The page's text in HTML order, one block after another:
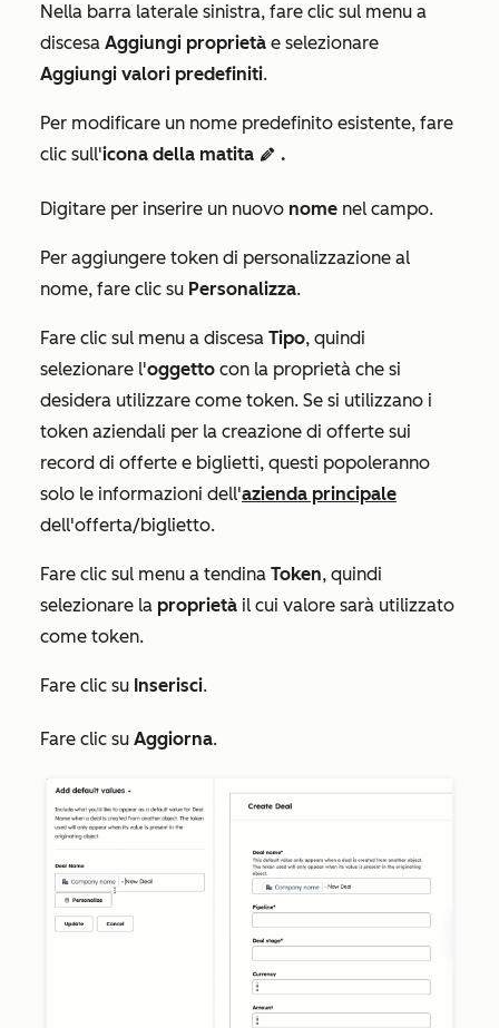
Nella barra laterale sinistra, fare clic sul menu a
discesa Aggiungi proprietà e selezionare
Aggiungi valori predefiniti.
Per modificare un nome predefinito esistente, fare
clic sull'icona della matita edit .
Digitare per inserire un nuovo nome nel campo.
Per aggiungere token di personalizzazione al
nome, fare clic su Personalizza.
Fare clic sul menu a discesa Tipo, quindi
selezionare l'oggetto con la proprietà che si
desidera utilizzare come token. Se si utilizzano i
token aziendali per la creazione di offerte sui
record di offerte e biglietti, questi popoleranno
solo le informazioni dell'azienda principale
dell'offerta/biglietto.
Fare clic sul menu a tendina Token, quindi
selezionare la proprietà il cui valore sarà utilizzato
come token.
Fare clic su Inserisci.
Fare clic su Aggiorna.